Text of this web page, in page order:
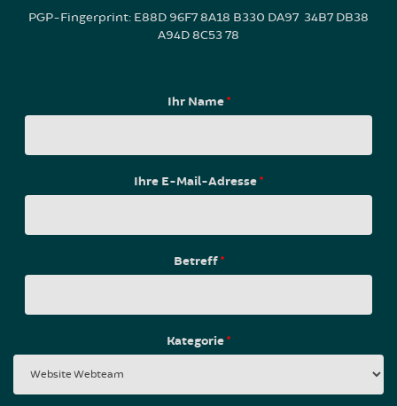
PGP-Fingerprint: E88D 96F7 8A18 B330 DA97 34B7 DB38
A94D 8C53 78
Ihr Name*
Ihre E-Mail-Adresse*
Betreff*
Kategorie*